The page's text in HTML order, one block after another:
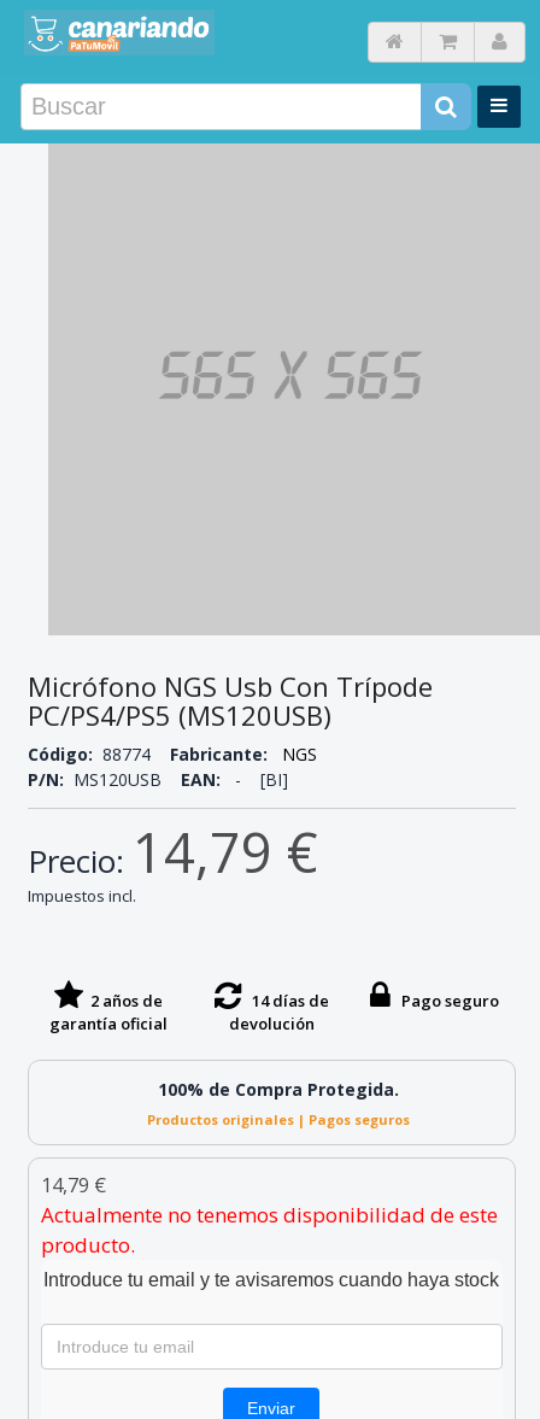
Micrófono NGS Usb Con Trípode
PC/PS4/PS5 (MS120USB)
Código: 88774 Fabricante:
NGS
P/N: MS120USB EAN: - [BI]
Precio: 14,79 €
Impuestos incl.
2 años de
garantía oficial
14 días de
devolución
Pago seguro
100% de Compra Protegida.
Productos originales | Pagos seguros
14,79 €
Actualmente no tenemos disponibilidad de este
producto.
Introduce tu email y te avisaremos cuando haya stock